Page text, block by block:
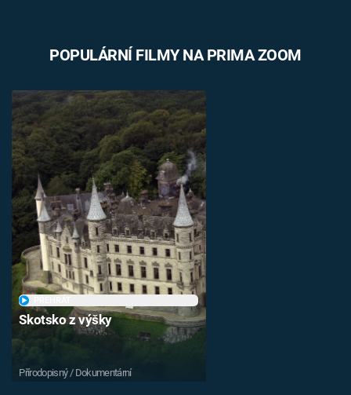
POPULÁRNÍ FILMY NA PRIMA ZOOM
Skotsko z výšky
Přírodopisný / Dokumentární